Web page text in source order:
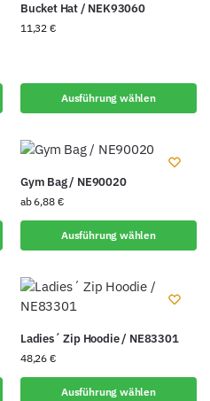
Bucket Hat / NEK93060
11,32 €
Ausführung wählen
Gym Bag / NE90020
ab6,88 €
Ausführung wählen
Ladies´ Zip Hoodie / NE83301
48,26 €
Ausführung wählen